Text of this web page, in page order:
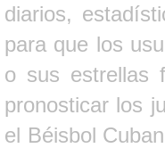
diarios,
para que los
o sus estrellas
pronosticar los
el Béisbol